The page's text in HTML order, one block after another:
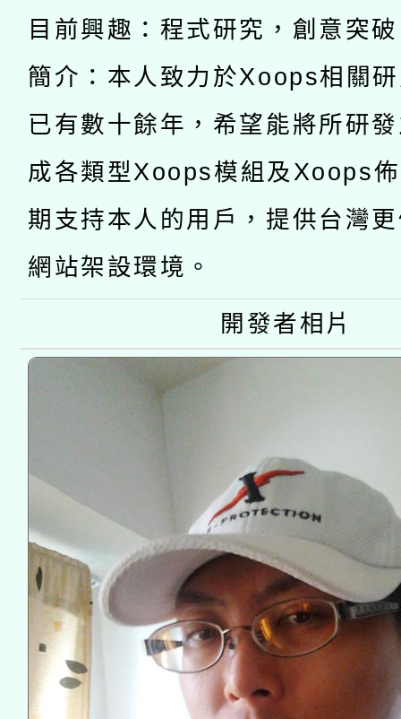
「數位內容與教學軟體
pilot」
有關大陸委員會函釋公
薪期間赴陸應申請許可
轉知經濟部水利署委託
業技術研究院辦理「
用水績優單位及節水達
動」
115年8月22日(星期六
桃園市孔廟祈福系列
開 智慧啟航」
2026年桃園地景藝術
目前興趣：程式研究，創意突
簡介：本人致力於Xoops相關
已有數十餘年，希望能將所研
成各類型Xoops模組及Xoops
期支持本人的用戶，提供台灣
網站架設環境。
開發者相片